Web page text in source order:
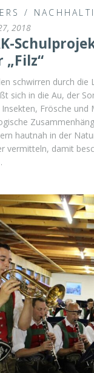
/
2018
„Filz“
schwirren durch
sich in die Au, der
Insekten, Frösche
hautnah in der
vermitteln, damit